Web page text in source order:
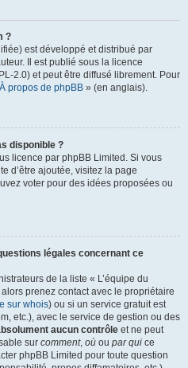
?
est développé et distribué par
Il est publié sous la licence
2.0) et peut être diffusé librement. Pour
À propos de phpBB » (en anglais).
disponible ?
licence par phpBB Limited. Si vous
d’être ajoutée, visitez la page
voter pour des idées proposées ou
légales concernant ce
de la liste « L’équipe du
prenez contact avec le propriétaire
sur whois) ou si un service gratuit est
etc.), avec le service de gestion ou des
aucun contrôle et ne peut
sur comment, où ou par qui ce
phpBB Limited pour toute question